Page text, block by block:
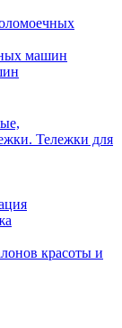
машин
Тележки для
красоты и